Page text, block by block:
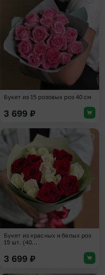
в избранное
Букет из 15 розовых роз 40 см
3 699 ₽
в избранное
Букет из красных и белых роз
15 шт. (40...
3 699 ₽